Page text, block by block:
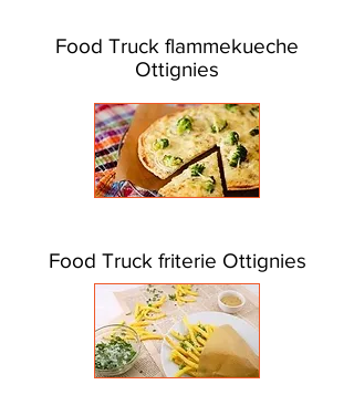
Food Truck flammekueche
Ottignies
Food Truck friterie Ottignies